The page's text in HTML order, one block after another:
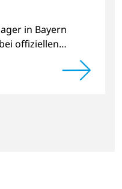
in Bayern
offiziellen